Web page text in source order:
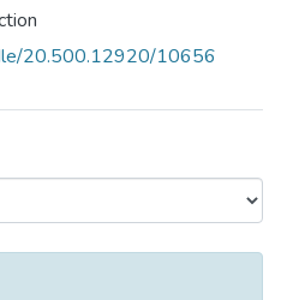
20.500.12920/10656